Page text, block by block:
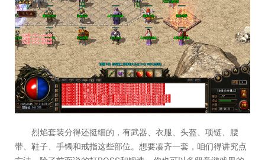
烈焰套装分得还挺细的，有武器、衣服、头盔、项链、腰
带、鞋子、手镯和戒指这些部位。想要凑齐一套，咱们得讲究点